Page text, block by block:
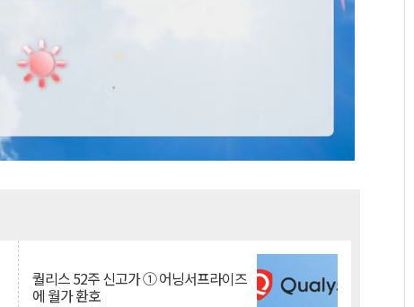
퀄리스 52주 신고가 ① 어닝서프라이즈
에 월가 환호